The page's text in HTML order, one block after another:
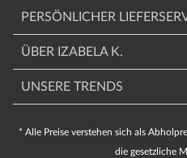
PERSÖNLICHER
ÜBER IZABELA K.
UNSERE TRENDS
* Alle Preise verstehen sich als
die gesetzliche